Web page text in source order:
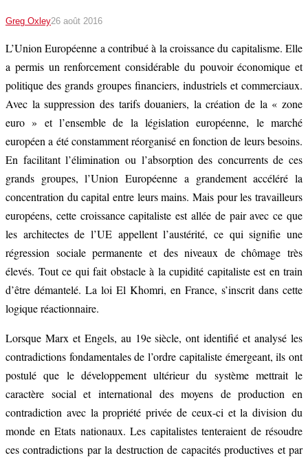
Greg Oxley26 août 2016
L’Union Européenne a contribué à la croissance du capitalisme. Elle
a permis un renforcement considérable du pouvoir économique et
politique des grands groupes financiers, industriels et commerciaux.
Avec la suppression des tarifs douaniers, la création de la « zone
euro » et l’ensemble de la législation européenne, le marché
européen a été constamment réorganisé en fonction de leurs besoins.
En facilitant l’élimination ou l’absorption des concurrents de ces
grands groupes, l’Union Européenne a grandement accéléré la
concentration du capital entre leurs mains. Mais pour les travailleurs
européens, cette croissance capitaliste est allée de pair avec ce que
les architectes de l’UE appellent l’austérité, ce qui signifie une
régression sociale permanente et des niveaux de chômage très
élevés. Tout ce qui fait obstacle à la cupidité capitaliste est en train
d’être démantelé. La loi El Khomri, en France, s’inscrit dans cette
logique réactionnaire.
Lorsque Marx et Engels, au 19e siècle, ont identifié et analysé les
contradictions fondamentales de l’ordre capitaliste émergeant, ils ont
postulé que le développement ultérieur du système mettrait le
caractère social et international des moyens de production en
contradiction avec la propriété privée de ceux-ci et la division du
monde en Etats nationaux. Les capitalistes tenteraient de résoudre
ces contradictions par la destruction de capacités productives et par